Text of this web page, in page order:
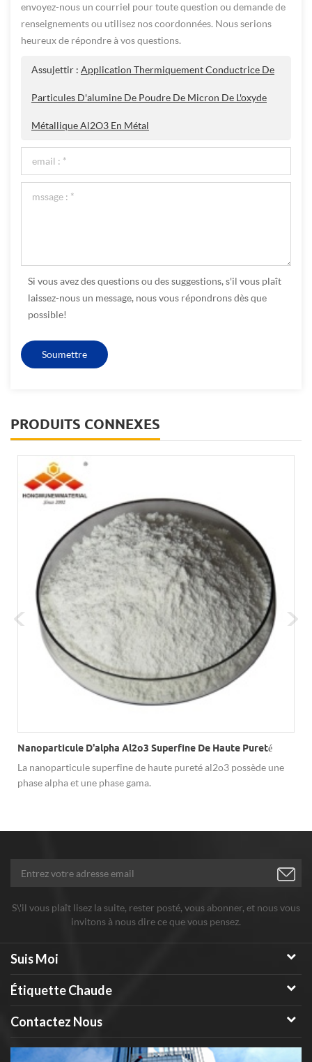
envoyez-nous un courriel pour toute question ou demande de
renseignements ou utilisez nos coordonnées. Nous serions
heureux de répondre à vos questions.
Assujettir : Application Thermiquement Conductrice De
Particules D'alumine De Poudre De Micron De L'oxyde
Métallique Al2O3 En Métal
Si vous avez des questions ou des suggestions, s'il vous plaît
laissez-nous un message, nous vous répondrons dès que
possible!
PRODUITS CONNEXES
Nanoparticule D'alpha Al2o3 Superfine De Haute Pureté
La nanoparticule superfine de haute pureté al2o3 possède une
phase alpha et une phase gama.
S\'il vous plaît lisez la suite, rester posté, vous abonner, et nous vous
invitons à nous dire ce que vous pensez.
Suis Moi
Étiquette Chaude
Contactez Nous